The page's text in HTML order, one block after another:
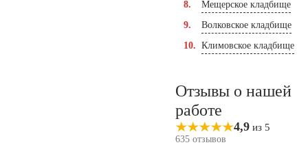
Мещерское кладбище
Волковское кладбище
Климовское кладбище
Отзывы о нашей
работе
4,9 из 5
635 отзывов